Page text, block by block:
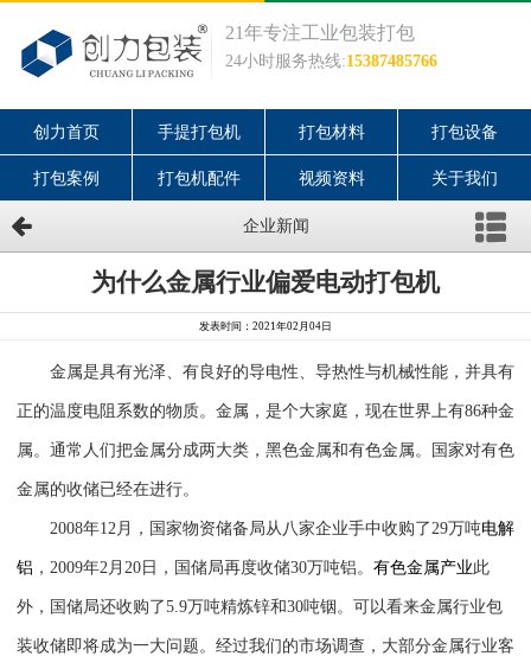
21年专注工业包装打包
24小时服务热线:15387485766
创力首页 手提打包机 打包材料 打包设备
打包案例 打包机配件 视频资料 关于我们
企业新闻
为什么金属行业偏爱电动打包机
发表时间：2021年02月04日
金属是具有光泽、有良好的导电性、导热性与机械性能，并具有
正的温度电阻系数的物质。金属，是个大家庭，现在世界上有86种金
属。通常人们把金属分成两大类，黑色金属和有色金属。国家对有色
金属的收储已经在进行。
2008年12月，国家物资储备局从八家企业手中收购了29万吨电解
铝 ，2009年2月20日，国储局再度收储30万吨铝。 有色金属产业此
外，国储局还收购了5.9万吨精炼锌和30吨铟。可以看来金属行业包
装收储即将成为一大问题。经过我们的市场调查，大部分金属行业客